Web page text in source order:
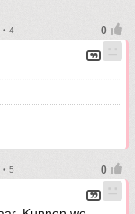
• 4
5